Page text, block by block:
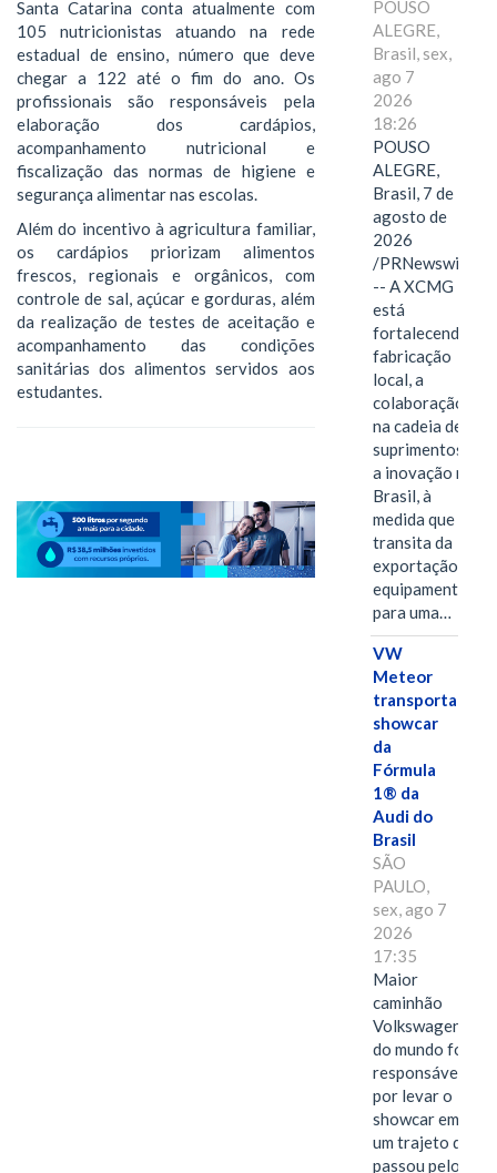
Santa Catarina conta atualmente com
105 nutricionistas atuando na rede
estadual de ensino, número que deve
chegar a 122 até o fim do ano. Os
profissionais são responsáveis pela
elaboração dos cardápios,
acompanhamento nutricional e
fiscalização das normas de higiene e
segurança alimentar nas escolas.
Além do incentivo à agricultura familiar,
os cardápios priorizam alimentos
frescos, regionais e orgânicos, com
controle de sal, açúcar e gorduras, além
da realização de testes de aceitação e
acompanhamento das condições
sanitárias dos alimentos servidos aos
estudantes.
POUSO
ALEGRE,
Brasil, sex,
ago 7
2026
18:26
POUSO
ALEGRE,
Brasil, 7 de
agosto de
2026
/PRNewswire/
-- A XCMG
está
fortalecendo a
fabricação
local, a
colaboração
na cadeia de
suprimentos e
a inovação no
Brasil, à
medida que
transita da
exportação de
equipamentos
para uma…
VW
Meteor
transporta
showcar
da
Fórmula
1® da
Audi do
Brasil
SÃO
PAULO,
sex, ago 7
2026
17:35
Maior
caminhão
Volkswagen
do mundo foi
responsável
por levar o
showcar em
um trajeto que
passou pelo